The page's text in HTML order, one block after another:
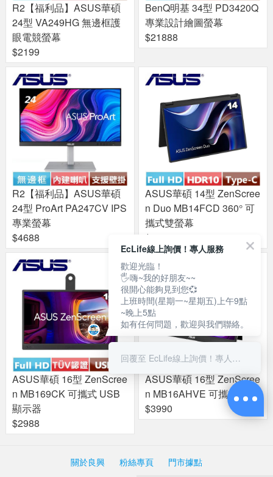
R2【福利品】ASUS華碩
24型 VA249HG 無邊框護
眼電競螢幕
$2199
BenQ明基 34型 PD3420Q
專業設計繪圖螢幕
$21888
R2【福利品】ASUS華碩
24型 ProArt PA247CV IPS
專業螢幕
$4688
ASUS華碩 14型 ZenScree
n Duo MB14FCD 360° 可
攜式雙螢幕
$9688
ASUS華碩 16型 ZenScree
n MB169CK 可攜式 USB
顯示器
$2988
ASUS華碩 16型 ZenScree
n MB16AHVE 可攜式螢幕
$3990
關於良興 粉絲專頁 門市據點
EcLife線上詢價！專人服務
歡迎光臨！
🖐嗨~我的好朋友~~
很開心能夠見到您💞
上班時間(星期一~星期五)上午9點
~晚上5點
如有任何問題，歡迎與我們聯絡。
回覆至 EcLife線上詢價！專人服務